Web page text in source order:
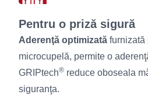
Pentru o priză sigură
Aderenţă optimizată furnizată
microcupelă, permite o
GRIPtech® reduce oboseala
siguranţa.